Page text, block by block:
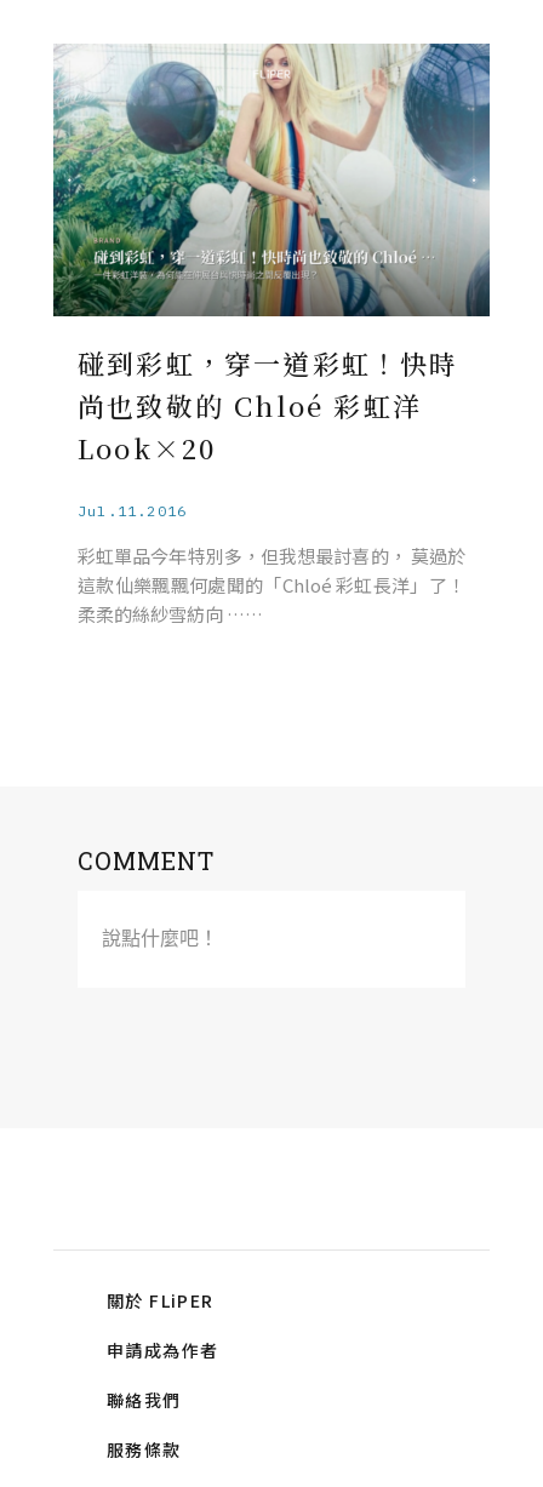
碰到彩虹，穿一道彩虹！快時
尚也致敬的 Chloé 彩虹洋
Look×20
Jul.11.2016
彩虹單品今年特別多，但我想最討喜的， 莫過於
這款仙樂飄飄何處聞的「Chloé 彩虹長洋」了！
柔柔的絲紗雪紡向 ……
COMMENT
說點什麼吧！
關於 FLiPER
申請成為作者
聯絡我們
服務條款